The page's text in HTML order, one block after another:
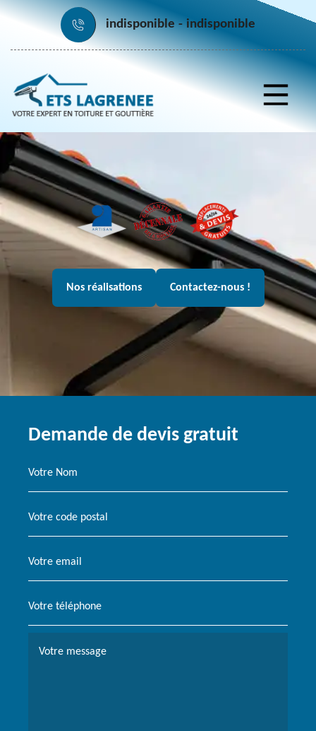
indisponible indisponible
Nos réalisations Contactez-nous !
Demande de devis gratuit